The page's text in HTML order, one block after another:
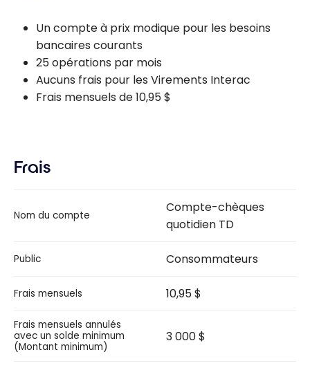
Un compte à prix modique pour les besoins
bancaires courants
25 opérations par mois
Aucuns frais pour les Virements Interac
Frais mensuels de 10,95 $
Frais
Nom du compte
Compte-chèques
quotidien TD
Public Consommateurs
Frais mensuels 10,95 $
Frais mensuels annulés
avec un solde minimum
(Montant minimum)
3 000 $